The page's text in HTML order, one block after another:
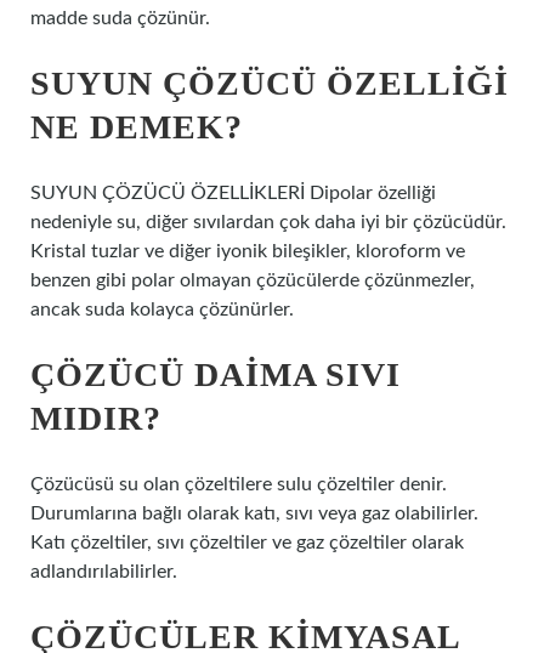
madde suda çözünür.
SUYUN ÇÖZÜCÜ ÖZELLIĞI
NE DEMEK?
SUYUN ÇÖZÜCÜ ÖZELLİKLERİ Dipolar özelliği
nedeniyle su, diğer sıvılardan çok daha iyi bir çözücüdür.
Kristal tuzlar ve diğer iyonik bileşikler, kloroform ve
benzen gibi polar olmayan çözücülerde çözünmezler,
ancak suda kolayca çözünürler.
ÇÖZÜCÜ DAIMA SIVI
MIDIR?
Çözücüsü su olan çözeltilere sulu çözeltiler denir.
Durumlarına bağlı olarak katı, sıvı veya gaz olabilirler.
Katı çözeltiler, sıvı çözeltiler ve gaz çözeltiler olarak
adlandırılabilirler.
ÇÖZÜCÜLER KIMYASAL